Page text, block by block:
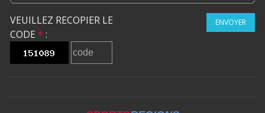
VEUILLEZ RECOPIER LE
CODE * :
ENVOYER